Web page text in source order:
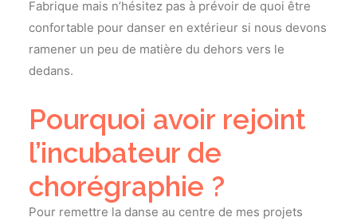
Fabrique mais n’hésitez pas à prévoir de quoi être
confortable pour danser en extérieur si nous devons
ramener un peu de matière du dehors vers le
dedans.
Pourquoi avoir rejoint
l’incubateur de
chorégraphie ?
Pour remettre la danse au centre de mes projets